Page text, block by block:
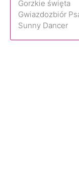
Gorzkie święta
Gwiazdozbiór
Sunny Dancer